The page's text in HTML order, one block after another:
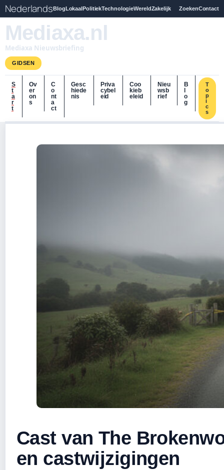
NederlandsBlogLokaalPolitiekTechnologieWereldZakelijk ZoekenContact
Mediaxa.nl
Mediaxa Nieuwsbriefing
GIDSEN
S
t
a
r
t
Ov
er
on
s
C
o
nt
a
ct
Gesc
hiede
nis
Priva
cybel
eid
Coo
kieb
eleid
Nieu
wsb
rief
B
o
g
T
o
p
i
c
s
Cast van The
en castwijzigingen